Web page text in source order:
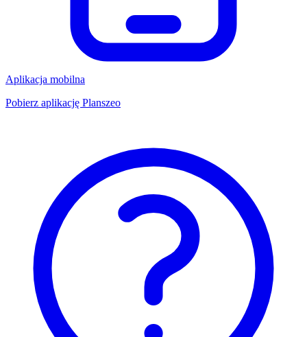
Aplikacja mobilna
Pobierz aplikację Planszeo